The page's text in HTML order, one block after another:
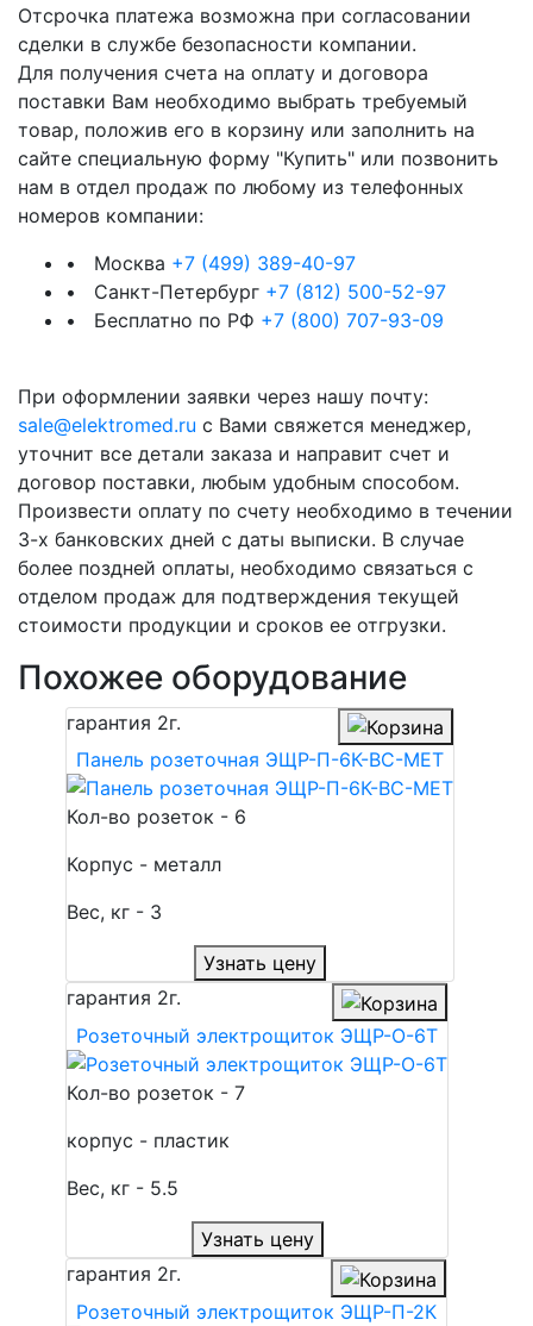
Отсрочка платежа возможна при согласовании
сделки в службе безопасности компании.
Для получения счета на оплату и договора
поставки Вам необходимо выбрать требуемый
товар, положив его в корзину или заполнить на
сайте специальную форму "Купить" или позвонить
нам в отдел продаж по любому из телефонных
номеров компании:
• Москва +7 (499) 389-40-97
• Санкт-Петербург +7 (812) 500-52-97
• Бесплатно по РФ +7 (800) 707-93-09
При оформлении заявки через нашу почту:
sale@elektromed.ru с Вами свяжется менеджер,
уточнит все детали заказа и направит счет и
договор поставки, любым удобным способом.
Произвести оплату по счету необходимо в течении
3-х банковских дней с даты выписки. В случае
более поздней оплаты, необходимо связаться с
отделом продаж для подтверждения текущей
стоимости продукции и сроков ее отгрузки.
Похожее оборудование
гарантия 2г.
Панель розеточная ЭЩР-П-6К-ВС-МЕТ
Кол-во розеток - 6
Корпус - металл
Вес, кг - 3
Узнать цену
гарантия 2г.
Розеточный электрощиток ЭЩР-О-6Т
Кол-во розеток - 7
корпус - пластик
Вес, кг - 5.5
Узнать цену
гарантия 2г.
Розеточный электрощиток ЭЩР-П-2К